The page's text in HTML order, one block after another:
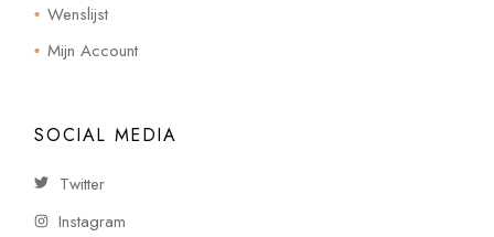
Wenslijst
Mijn Account
SOCIAL MEDIA
Twitter
Instagram